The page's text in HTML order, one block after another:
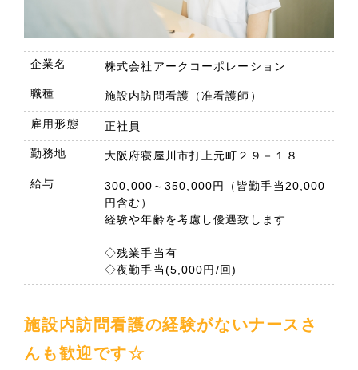
企業名 株式会社アークコーポレーション
職種 施設内訪問看護（准看護師）
雇用形態 正社員
勤務地 大阪府寝屋川市打上元町２９－１８
給与
300,000～350,000円（皆勤手当20,000
円含む）
経験や年齢を考慮し優遇致します
◇残業手当有
◇夜勤手当(5,000円/回)
施設内訪問看護の経験がないナースさ
んも歓迎です☆